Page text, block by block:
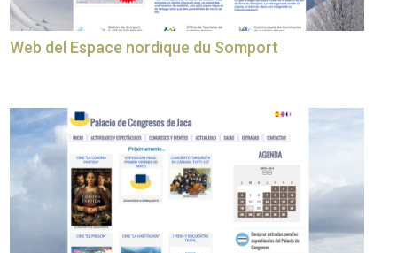
Web del Espace nordique du Somport